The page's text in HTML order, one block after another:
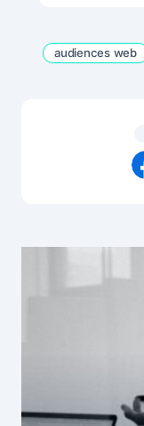
audiences web